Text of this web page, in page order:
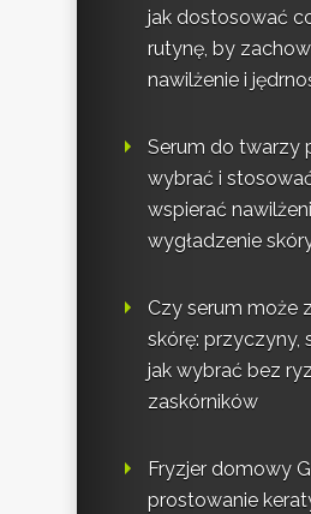
jak dostosować
rutynę, by
nawilżenie i
Serum do twarzy
wybrać i
wspierać
wygładzenie
Czy serum może
skórę: przyczyny,
jak wybrać bez
zaskórników
Fryzjer domowy
prostowanie